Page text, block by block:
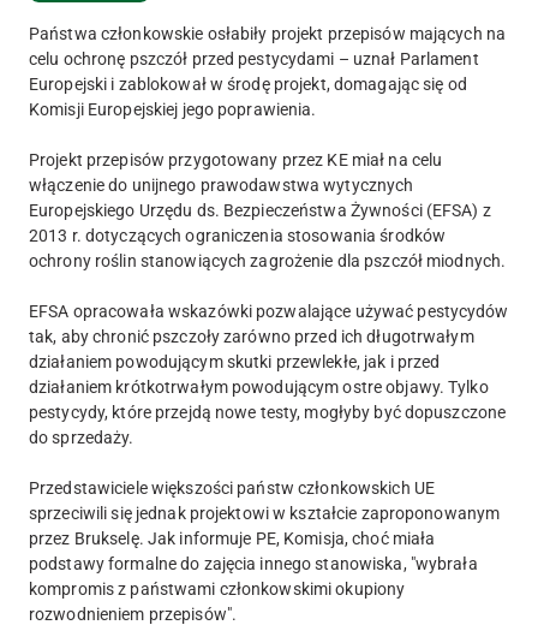
Państwa członkowskie osłabiły projekt przepisów mających na
celu ochronę pszczół przed pestycydami – uznał Parlament
Europejski i zablokował w środę projekt, domagając się od
Komisji Europejskiej jego poprawienia.
Projekt przepisów przygotowany przez KE miał na celu
włączenie do unijnego prawodawstwa wytycznych
Europejskiego Urzędu ds. Bezpieczeństwa Żywności (EFSA) z
2013 r. dotyczących ograniczenia stosowania środków
ochrony roślin stanowiących zagrożenie dla pszczół miodnych.
EFSA opracowała wskazówki pozwalające używać pestycydów
tak, aby chronić pszczoły zarówno przed ich długotrwałym
działaniem powodującym skutki przewlekłe, jak i przed
działaniem krótkotrwałym powodującym ostre objawy. Tylko
pestycydy, które przejdą nowe testy, mogłyby być dopuszczone
do sprzedaży.
Przedstawiciele większości państw członkowskich UE
sprzeciwili się jednak projektowi w kształcie zaproponowanym
przez Brukselę. Jak informuje PE, Komisja, choć miała
podstawy formalne do zajęcia innego stanowiska, "wybrała
kompromis z państwami członkowskimi okupiony
rozwodnieniem przepisów".